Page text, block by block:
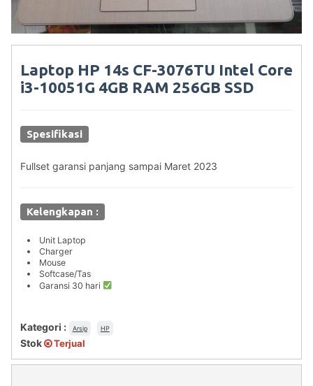
Laptop HP 14s CF-3076TU Intel Core
i3-10051G 4GB RAM 256GB SSD
Spesifikasi
Fullset garansi panjang sampai Maret 2023
Kelengkapan :
Unit Laptop
Charger
Mouse
Softcase/Tas
Garansi 30 hari
Kategori : Arsip HP
Stok Terjual